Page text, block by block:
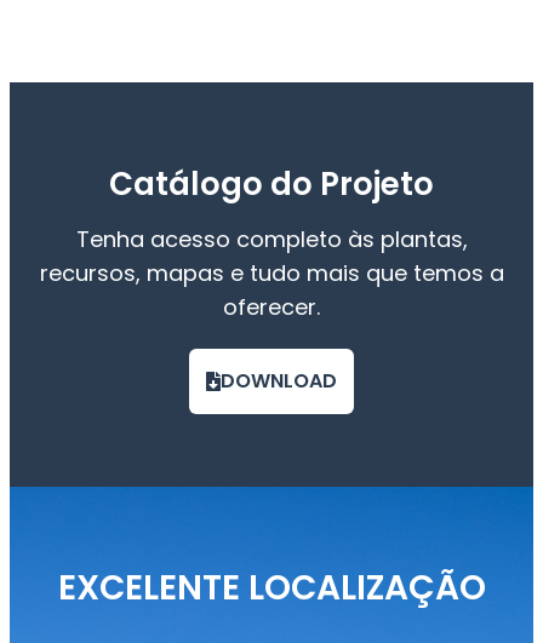
Catálogo do Projeto
Tenha acesso completo às plantas,
recursos, mapas e tudo mais que temos a
oferecer.
DOWNLOAD
EXCELENTE LOCALIZAÇÃO